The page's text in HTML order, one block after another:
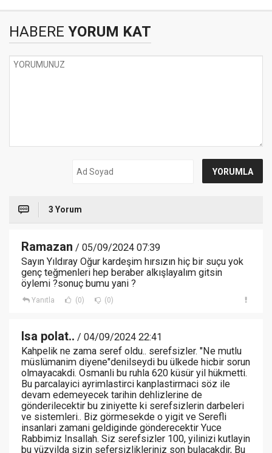
HABERE YORUM KAT
3 Yorum
Ramazan / 05/09/2024 07:39
Sayın Yıldıray Oğur kardeşim hırsızın hiç bir suçu yok
genç teğmenleri hep beraber alkışlayalım gitsin
öylemi ?sonuç bumu yani ?
Yanıtla (0) (0)
Isa polat.. / 04/09/2024 22:41
Kahpelik ne zama seref oldu.. serefsizler. "Ne mutlu
müslümanim diyene"denilseydi bu ülkede hicbir sorun
olmayacakdi. Osmanli bu ruhla 620 küsür yil hükmetti.
Bu parcalayici ayrimlastirci kanplastirmaci söz ile
devam edemeyecek tarihin dehlizlerine de
gönderilecektir bu ziniyette ki serefsizlerin darbeleri
ve sistemleri.. Biz görmesekde o yigit ve Serefli
insanlari zamani geldiginde gönderecektir Yuce
Rabbimiz Insallah. Siz serefsizler 100, yilinizi kutlayin
bu yüzyilda sizin sefersizlikleriniz son bulacakdir, Bu